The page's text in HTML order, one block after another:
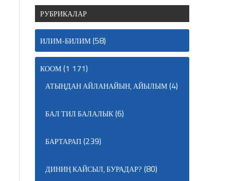
РУБРИКАЛАР
ИЛИМ-БИЛИМ(58)
КООМ(1 171)
АТЫҢДАН АЙЛАНАЙЫН, АЙЫЛЫМ(4)
БАЛ ТИЛ БАЛАЛЫК(6)
БАРТАРАП(239)
ДИНИҢ КАЙСЫЛ, БУРАДАР? (80)